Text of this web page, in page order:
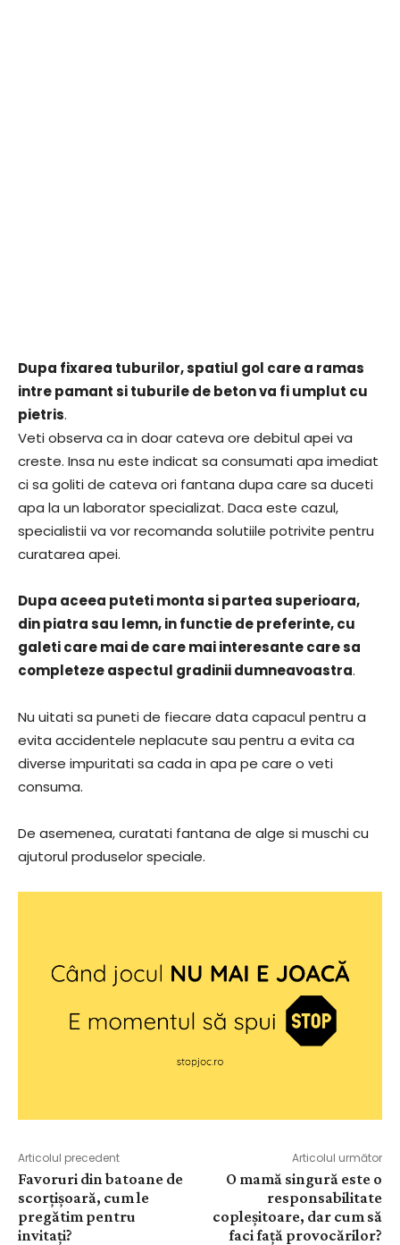
Dupa fixarea tuburilor, spatiul gol care a ramas
intre pamant si tuburile de beton va fi umplut cu
pietris.
Veti observa ca in doar cateva ore debitul apei va
creste. Insa nu este indicat sa consumati apa imediat
ci sa goliti de cateva ori fantana dupa care sa duceti
apa la un laborator specializat. Daca este cazul,
specialistii va vor recomanda solutiile potrivite pentru
curatarea apei.
Dupa aceea puteti monta si partea superioara,
din piatra sau lemn, in functie de preferinte, cu
galeti care mai de care mai interesante care sa
completeze aspectul gradinii dumneavoastra.
Nu uitati sa puneti de fiecare data capacul pentru a
evita accidentele neplacute sau pentru a evita ca
diverse impuritati sa cada in apa pe care o veti
consuma.
De asemenea, curatati fantana de alge si muschi cu
ajutorul produselor speciale.
Articolul precedent
Favoruri din batoane de
scorțișoară, cum le
pregătim pentru
invitați?
Articolul următor
O mamă singură este o
responsabilitate
copleșitoare, dar cum să
faci față provocărilor?